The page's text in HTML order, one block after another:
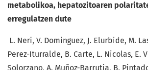
metabolikoa, hepatozitoaren
erregulatzen dute
L. Neri, V. Dominguez, J. Elurbide, M.
Perez-Iturralde, B. Carte, L. Nicolas, E.
Solorzano, A. Muñoz-Barrutia, B.